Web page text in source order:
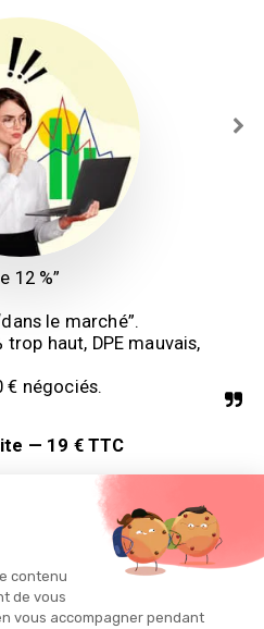
12 %”
€ négociés.
— 19 € TTC